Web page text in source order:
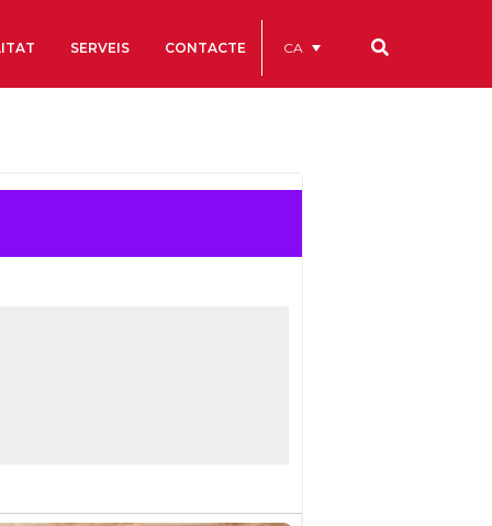
SERVEIS CONTACTE CA